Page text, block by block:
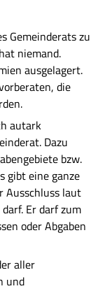
Gemeinderats zu
niemand.
ausgelagert.
die
autark
Dazu
bzw.
gibt eine ganze
Ausschluss laut
Er darf zum
oder Abgaben
aller
und